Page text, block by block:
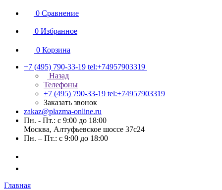
0 Сравнение
0 Избранное
0 Корзина
+7 (495) 790-33-19 tel:+74957903319
Назад
Телефоны
+7 (495) 790-33-19 tel:+74957903319
Заказать звонок
zakaz@plazma-online.ru
Пн. - Пт.: с 9:00 до 18:00
Москва, Алтуфьевское шоссе 37с24
Пн. – Пт.: с 9:00 до 18:00
Главная